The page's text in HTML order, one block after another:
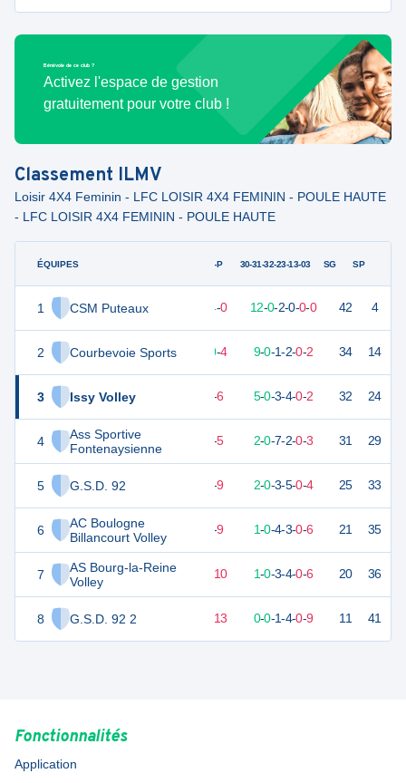
Bénévole de ce club ?
Activez l'espace de gestion
gratuitement pour votre club !
Classement ILMV
Loisir 4X4 Feminin - LFC LOISIR 4X4 FEMININ - POULE HAUTE
- LFC LOISIR 4X4 FEMININ - POULE HAUTE
ÉQUIPES
1 CSM Puteaux
2 Courbevoie Sports
3 Issy Volley
4
Ass Sportive
Fontenaysienne
5 G.S.D. 92
6
AC Boulogne
Billancourt Volley
7
AS Bourg-la-Reine
Volley
8 G.S.D. 92 2
G-P 30-31-32-23-13-03 SG SP
40 14-0 12-0-2-0-0-0 42 4
31 14 10-4 9-0-1-2-0-2 34 14
-6 5-0-3-4-0-2 32 24
-5 2-0-7-2-0-3 31 29
-9 2-0-3-5-0-4 25 33
14 -9 1-0-4-3-0-6 21 35
13 14 10 1-0-3-4-0-6 20 36
13 0-0-1-4-0-9 11 41
Fonctionnalités
Application